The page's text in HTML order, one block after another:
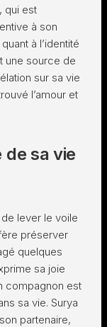
qui est
à son
à l’identité
une source de
sur sa vie
l’amour et
sa vie
lever le voile
préserver
quelques
sa joie
compagnon est
sa vie. Surya
partenaire,